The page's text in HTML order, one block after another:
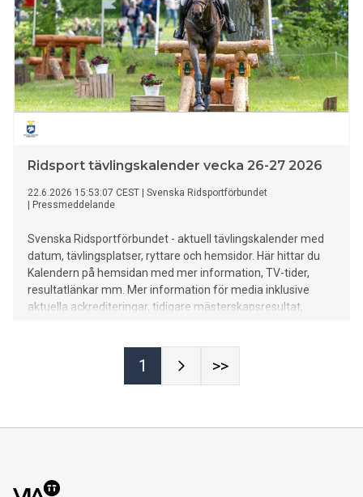
Ridsport tävlingskalender vecka 26-27 2026
22.6.2026 15:53:07 CEST
Svenska Ridsportförbundet
Pressmeddelande
Svenska Ridsportförbundet - aktuell tävlingskalender med
datum, tävlingsplatser, ryttare och hemsidor. Här hittar du
Kalendern på hemsidan med mer information, TV-tider,
resultatlänkar mm. Mer information för media inklusive
aktuella ackrediteringar, tidigare mästerskapsresultat,
1 >>